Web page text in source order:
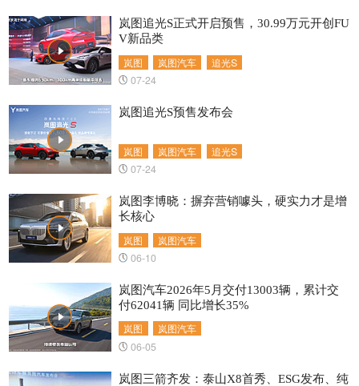
岚图 岚图汽车 追光S
岚图追光S正式开启预售，30.99万元开创FU
V新品类
07-24
岚图 岚图汽车 追光S
岚图追光S预售发布会
07-24
岚图 岚图汽车
岚图李博晓：摒弃营销噱头，硬实力才是增
长核心
06-10
岚图 岚图汽车
岚图汽车2026年5月交付13003辆，累计交
付62041辆 同比增长35%
06-05
岚图三箭齐发：泰山X8首秀、ESG发布、纯